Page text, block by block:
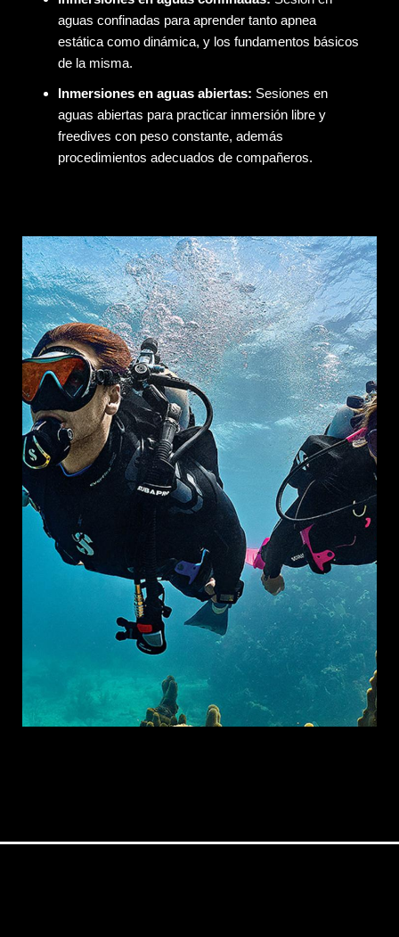
aguas confinadas para aprender tanto apnea
estática como dinámica, y los fundamentos básicos
de la misma.
Inmersiones en aguas abiertas: Sesiones en
aguas abiertas para practicar inmersión libre y
freedives con peso constante, además
procedimientos adecuados de compañeros.